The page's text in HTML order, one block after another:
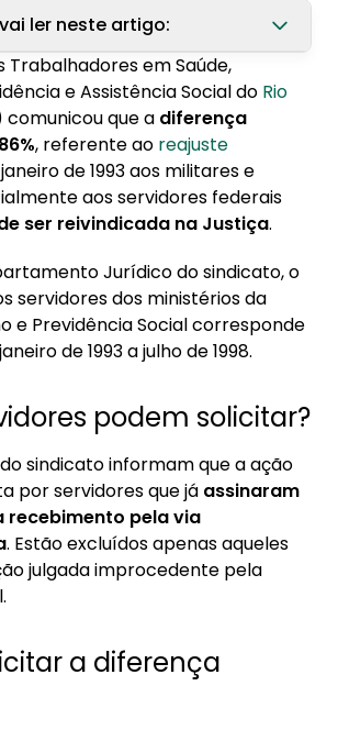
ler neste artigo:
podem solicitar?
a diferença salarial?
Konsi
para solicitar
Trabalhadores em Saúde,
e Assistência Social do Rio
que a diferença
, referente ao reajuste
de 1993 aos militares e
aos servidores federais
ser reivindicada na Justiça.
Jurídico do sindicato, o
servidores dos ministérios da
e Previdência Social corresponde
de 1993 a julho de 1998.
podem solicitar?
sindicato informam que a ação
por servidores que já assinaram
recebimento pela via
. Estão excluídos apenas aqueles
julgada improcedente pela
a diferença